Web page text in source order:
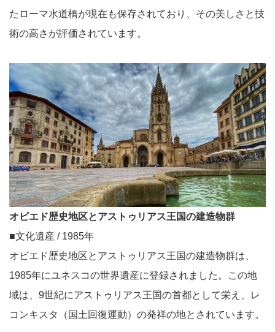
たローマ水道橋が現在も保存されており、その美しさと技
術の高さが評価されています。
オビエド歴史地区とアストゥリアス王国の建造物群
■文化遺産 / 1985年
オビエド歴史地区とアストゥリアス王国の建造物群は、
1985年にユネスコの世界遺産に登録されました。この地
域は、9世紀にアストゥリアス王国の首都として栄え、レ
コンキスタ（国土回復運動）の発祥の地とされています。